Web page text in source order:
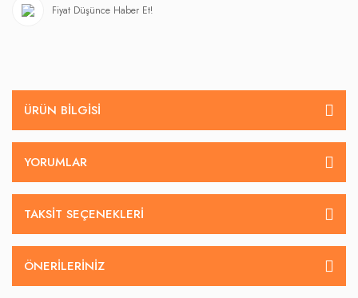
Fiyat Düşünce Haber Et!
ÜRÜN BILGISI
YORUMLAR
TAKSIT SEÇENEKLERI
ÖNERILERINIZ